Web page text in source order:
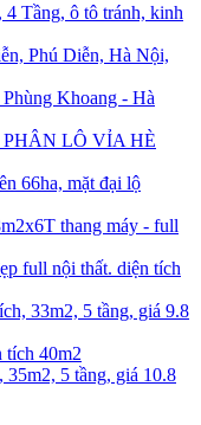
Tầng, ô tô tránh, kinh
Phú Diễn, Hà Nội,
Khoang - Hà
LÔ VỈA HÈ
66ha, mặt đại lộ
thang máy - full
full nội thất. diện tích
33m2, 5 tầng, giá 9.8
tích 40m2
5 tầng, giá 10.8